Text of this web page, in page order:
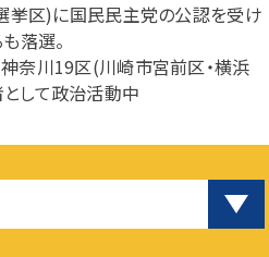
区)に国民民主党の公認を受け
落選。
奈川19区(川崎市宮前区・横浜
して政治活動中